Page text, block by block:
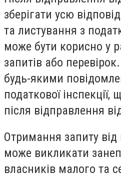
зберігати усю
та листування з
може бути корисно у
запитів або
будь-якими
податкової
після відправлення
Отримання запиту від
може викликати
власників малого та